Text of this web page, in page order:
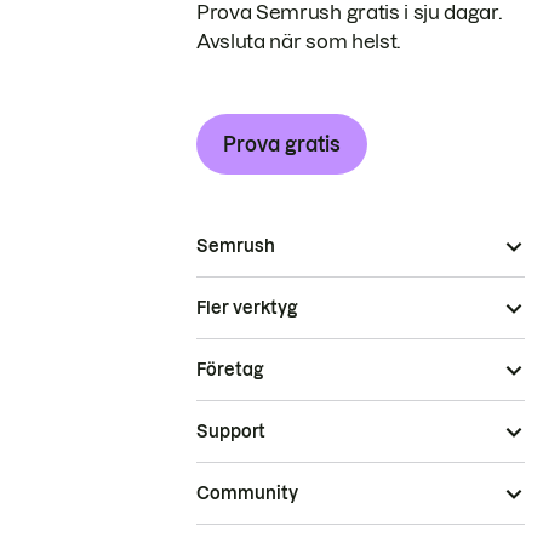
Prova Semrush gratis i sju dagar.
Avsluta när som helst.
Prova gratis
Semrush
Fler verktyg
Företag
Support
Community